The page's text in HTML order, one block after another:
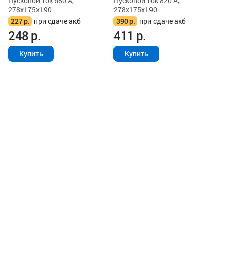
278x175x190
227р. при сдаче акб
248р.
Купить
278x175x190
390р. при сдаче акб
411 р.
Купить